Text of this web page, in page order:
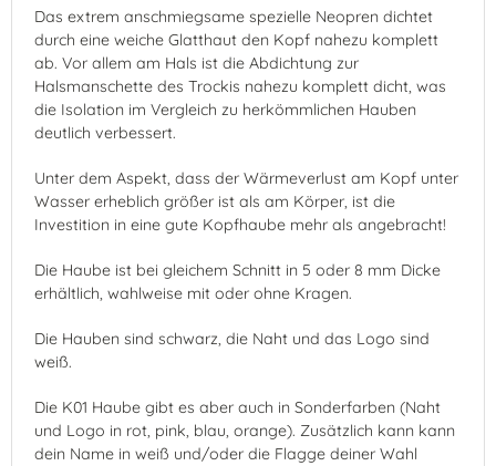
Das extrem anschmiegsame spezielle Neopren dichtet
durch eine weiche Glatthaut den Kopf nahezu komplett
ab. Vor allem am Hals ist die Abdichtung zur
Halsmanschette des Trockis nahezu komplett dicht, was
die Isolation im Vergleich zu herkömmlichen Hauben
deutlich verbessert.
Unter dem Aspekt, dass der Wärmeverlust am Kopf unter
Wasser erheblich größer ist als am Körper, ist die
Investition in eine gute Kopfhaube mehr als angebracht!
Die Haube ist bei gleichem Schnitt in 5 oder 8 mm Dicke
erhältlich, wahlweise mit oder ohne Kragen.
Die Hauben sind schwarz, die Naht und das Logo sind
weiß.
Die K01 Haube gibt es aber auch in Sonderfarben (Naht
und Logo in rot, pink, blau, orange). Zusätzlich kann kann
dein Name in weiß und/oder die Flagge deiner Wahl